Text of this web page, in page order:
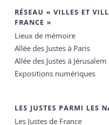
RÉSEAU « VILLES ET
FRANCE »
Lieux de mémoire
Allée des Justes à Paris
Allée des Justes à Jérusalem
Expositions numériques
LES JUSTES PARMI LES
Les Justes de France